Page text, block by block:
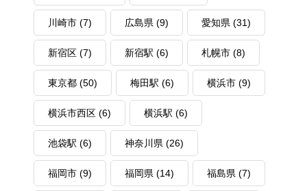
川崎市 (7) 広島県 (9) 愛知県 (31)
新宿区 (7) 新宿駅 (6) 札幌市 (8)
東京都 (50) 梅田駅 (6) 横浜市 (9)
横浜市西区 (6) 横浜駅 (6)
池袋駅 (6) 神奈川県 (26)
福岡市 (9) 福岡県 (14) 福島県 (7)